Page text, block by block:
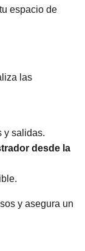
espacio de
las
y salidas.
desde la
y asegura un